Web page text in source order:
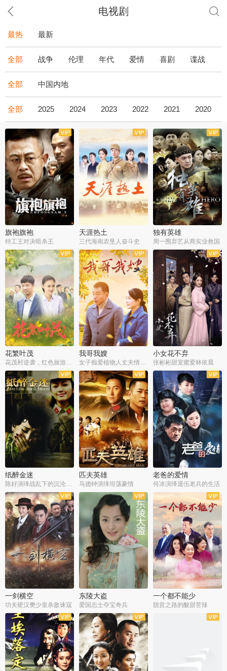
电视剧
最热 最新
全部 战争 伦理 年代 爱情 喜剧 谍战
全部 中国内地
全部 2025 2024 2023 2022 2021 2020
全43集
旗袍旗袍
特工王对决暗杀王
全36集
天涯热土
三代海南农垦人奋斗史
全34集
独有英雄
周一围弃艺从商实业救国
全34集
花繁叶茂
花茂村逆袭，红色旅游出圈
全50集
我哥我嫂
女子痴爱植物人丈夫情定一生
全51集
小女花不弃
张彬彬甜宠蜜爱林依晨
全42集
纸醉金迷
全35集
匹夫英雄
马德钟演绎坦荡豪情
全32集
老爸的爱情
何冰演绎退伍老兵的生活
全40集
一剑横空
功夫硬汉樊少皇杀敌诛寇
全33集
东陵大盗
爱国志士夺宝奇兵
全36集
一个都不能少
脱贫之路的酸甜苦辣
全25集
全50集